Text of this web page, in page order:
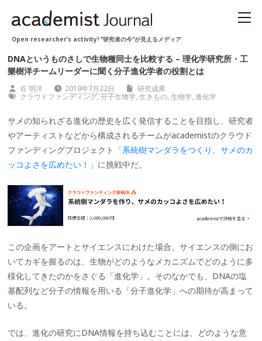
Open researcher’s activity! “研究者の今“が見えるメディア
DNAというものさしで生物種同士を比較する – 理化学研究所・工
樂樹洋チームリーダーに聞く分子進化学者の役割とは
谷 明洋 2019年7月22日
研究成果
クラウドファンディング,分子生物学, 生きもの, 生物学, 進化学
サメの知られざる進化の歴史を広く発信することを目指し、研究者
やアーティストなどから構成されるチームがacademistのクラウド
ファンディングプロジェクト 「系統樹マンダラをつくり、サメのカ
ッコよさを広めたい！」 に挑戦中だ。
この企画をアートとサイエンスにわけた場合、サイエンスの側にお
いてカギを握るのは、生物がどのようなメカニズムでどのように多
様化してきたのかをさぐる「進化学」。そのなかでも、DNAの塩
基配列など分子の情報を用いる「分子進化学」への期待が高まって
いる。
では、進化の研究にDNA情報を持ち込むことには、どのような意